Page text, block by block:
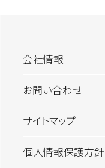
会社情報
お問い合わせ
サイトマップ
個人情報保護方針